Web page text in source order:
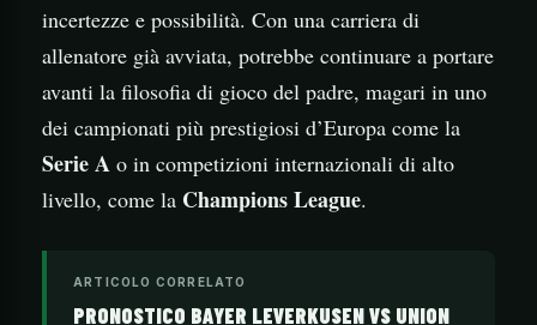
incertezze e possibilità. Con una carriera di
allenatore già avviata, potrebbe continuare a portare
avanti la filosofia di gioco del padre, magari in uno
dei campionati più prestigiosi d’Europa come la
Serie A o in competizioni internazionali di alto
livello, come la Champions League.
ARTICOLO CORRELATO
PRONOSTICO BAYER LEVERKUSEN VS UNION